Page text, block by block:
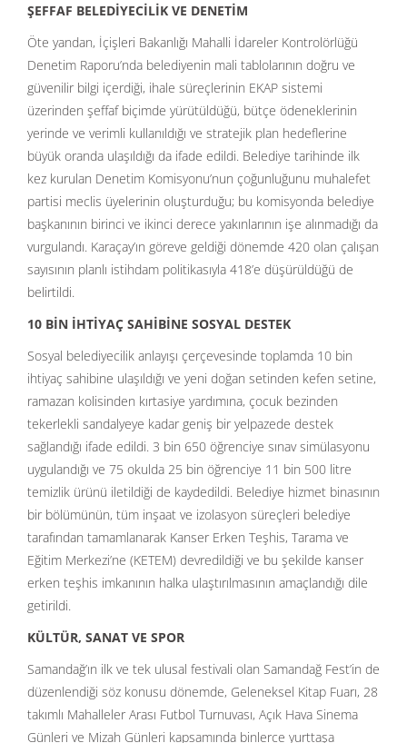
ŞEFFAF BELEDİYECİLİK VE DENETİM
Öte yandan, İçişleri Bakanlığı Mahalli İdareler Kontrolörlüğü
Denetim Raporu’nda belediyenin mali tablolarının doğru ve
güvenilir bilgi içerdiği, ihale süreçlerinin EKAP sistemi
üzerinden şeffaf biçimde yürütüldüğü, bütçe ödeneklerinin
yerinde ve verimli kullanıldığı ve stratejik plan hedeflerine
büyük oranda ulaşıldığı da ifade edildi. Belediye tarihinde ilk
kez kurulan Denetim Komisyonu’nun çoğunluğunu muhalefet
partisi meclis üyelerinin oluşturduğu; bu komisyonda belediye
başkanının birinci ve ikinci derece yakınlarının işe alınmadığı da
vurgulandı. Karaçay’ın göreve geldiği dönemde 420 olan çalışan
sayısının planlı istihdam politikasıyla 418’e düşürüldüğü de
belirtildi.
10 BİN İHTİYAÇ SAHİBİNE SOSYAL DESTEK
Sosyal belediyecilik anlayışı çerçevesinde toplamda 10 bin
ihtiyaç sahibine ulaşıldığı ve yeni doğan setinden kefen setine,
ramazan kolisinden kırtasiye yardımına, çocuk bezinden
tekerlekli sandalyeye kadar geniş bir yelpazede destek
sağlandığı ifade edildi. 3 bin 650 öğrenciye sınav simülasyonu
uygulandığı ve 75 okulda 25 bin öğrenciye 11 bin 500 litre
temizlik ürünü iletildiği de kaydedildi. Belediye hizmet binasının
bir bölümünün, tüm inşaat ve izolasyon süreçleri belediye
tarafından tamamlanarak Kanser Erken Teşhis, Tarama ve
Eğitim Merkezi’ne (KETEM) devredildiği ve bu şekilde kanser
erken teşhis imkanının halka ulaştırılmasının amaçlandığı dile
getirildi.
KÜLTÜR, SANAT VE SPOR
Samandağ’ın ilk ve tek ulusal festivali olan Samandağ Fest’in de
düzenlendiği söz konusu dönemde, Geleneksel Kitap Fuarı, 28
takımlı Mahalleler Arası Futbol Turnuvası, Açık Hava Sinema
Günleri ve Mizah Günleri kapsamında binlerce yurttaşa